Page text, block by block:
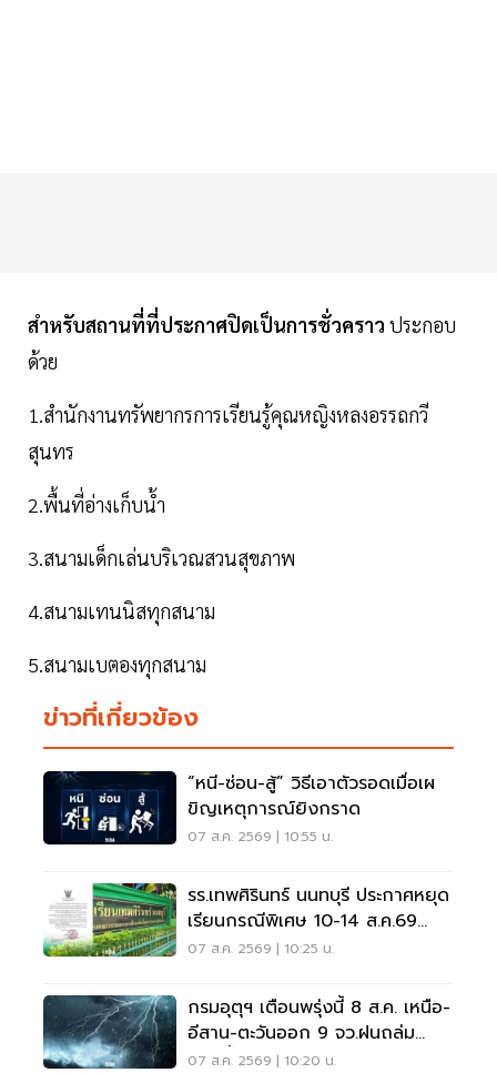
สำหรับสถานที่ที่ประกาศปิดเป็นการชั่วคราว ประกอบ
ด้วย
1.สำนักงานทรัพยากรการเรียนรู้คุณหญิงหลงอรรถกวี
สุนทร
2.พื้นที่อ่างเก็บน้ำ
3.สนามเด็กเล่นบริเวณสวนสุขภาพ
4.สนามเทนนิสทุกสนาม
5.สนามเบตองทุกสนาม
ข่าวที่เกี่ยวข้อง
“หนี-ซ่อน-สู้” วิธีเอาตัวรอดเมื่อเผ
ขิญเหตุการณ์ยิงกราด
07 ส.ค. 2569 | 10:55 น.
รร.เทพศิรินทร์ นนทบุรี ประกาศหยุด
เรียนกรณีพิเศษ 10-14 ส.ค.69
หลังเหตุกราดยิง
07 ส.ค. 2569 | 10:25 น.
กรมอุตุฯ เตือนพรุ่งนี้ 8 ส.ค. เหนือ-
อีสาน-ตะวันออก 9 จว.ฝนถล่ม
ระวังน้ำท่วมฉับพลัน
07 ส.ค. 2569 | 10:20 น.